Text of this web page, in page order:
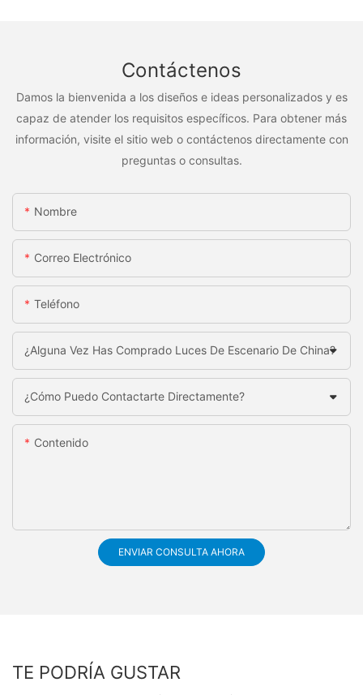
Contáctenos
Damos la bienvenida a los diseños e ideas personalizados y es
capaz de atender los requisitos específicos. Para obtener más
información, visite el sitio web o contáctenos directamente con
preguntas o consultas.
Nombre
Correo Electrónico
Teléfono
¿Alguna Vez Has Comprado Luces De Escenario De China?
¿Cómo Puedo Contactarte Directamente?
Contenido
ENVIAR CONSULTA AHORA
TE PODRÍA GUSTAR